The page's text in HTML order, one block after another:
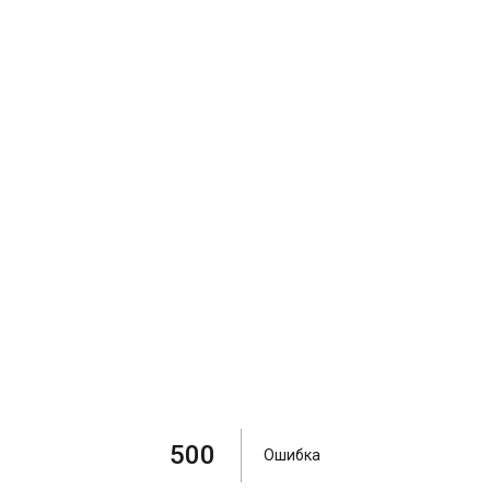
500 Ошибка